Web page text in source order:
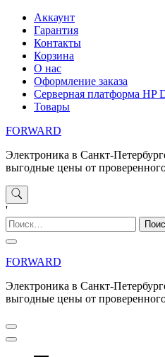
Перейти
содержимому
Аккаунт
Гарантия
Контакты
Корзина
О нас
Оформление заказа
Серверная платформа HP
Товары
FORWARD
Электроника в Санкт-
выгодные цены от
'
Найти:
FORWARD
Электроника в Санкт-
выгодные цены от